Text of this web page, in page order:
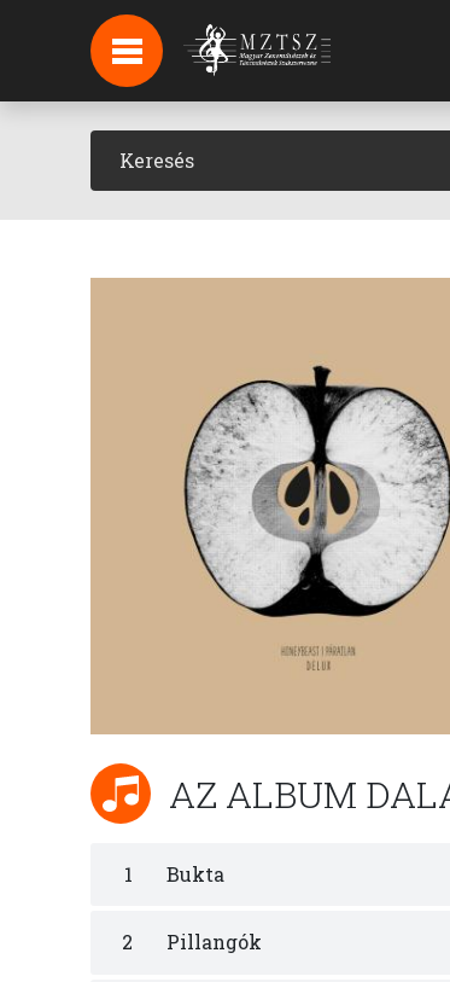
HÍREK
HÍRLEVÉL FELIRATKOZÁS
PODCAST
AZ ALBUM
1 Bukta
2 Pillangók